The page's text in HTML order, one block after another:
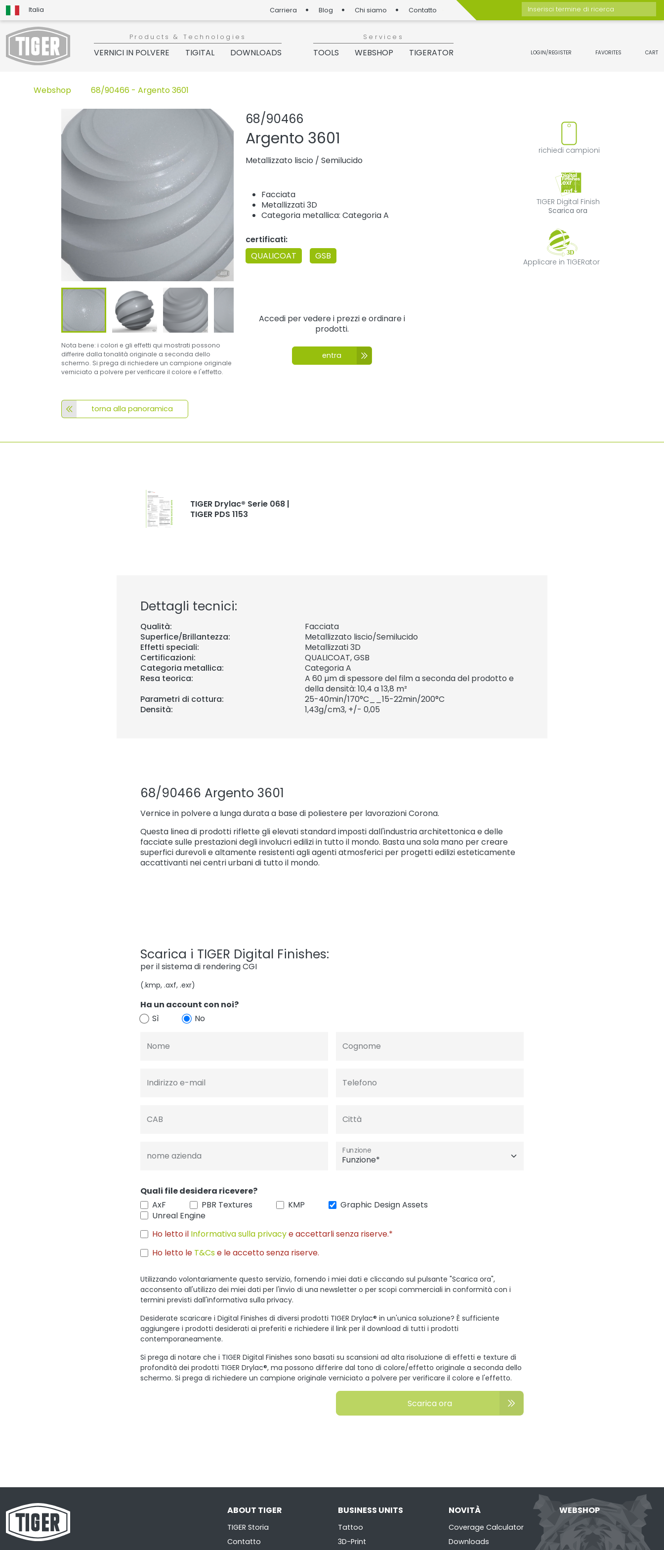
Italia Carriera Blog Chi siamo Contatto
Inserisci termine di ricerca
Products & Technologies
VERNICI IN POLVERE TIGITAL DOWNLOADS
Services
TOOLS WEBSHOP TIGERATOR LOGIN/REGISTER FAVORITES CART
Webshop 68/90466 - Argento 3601
Nota bene: i colori e gli effetti qui mostrati possono
differire dalla tonalità originale a seconda dello
schermo. Si prega di richiedere un campione originale
verniciato a polvere per verificare il colore e l'effetto.
torna alla panoramica
68/90466
Aggiungi o rimuovi il prodotto dai
Argento 3601
Metallizzato liscio /Semilucido
Facciata
Metallizzati 3D
Categoria metallica: Categoria A
certificati:
QUALICOAT
GSB
richiedi campioni
TIGER Digital Finish
Scarica ora
Applicare in TIGERator
Accedi per vedere i prezzi e ordinare i
prodotti.
entra
TIGER Drylac® Serie 068 |
TIGER PDS 1153
Dettagli tecnici:
Qualità:
Facciata
Superfice/Brillantezza:
Metallizzato liscio/Semilucido
Effetti speciali:
Metallizzati 3D
Certificazioni:
QUALICOAT, GSB
Categoria metallica:
Categoria A
Resa teorica:
A 60 µm di spessore del film a seconda del prodotto e
della densità: 10,4 a 13,8 m²
Parametri di cottura:
25-40min/170°C__15-22min/200°C
Densità:
1,43g/cm3, +/- 0,05
68/90466 Argento 3601
Vernice in polvere a lunga durata a base di poliestere per lavorazioni Corona.
Questa linea di prodotti riflette gli elevati standard imposti dall'industria architettonica e delle
facciate sulle prestazioni degli involucri edilizi in tutto il mondo. Basta una sola mano per creare
superfici durevoli e altamente resistenti agli agenti atmosferici per progetti edilizi esteticamente
accattivanti nei centri urbani di tutto il mondo.
Scarica i TIGER Digital Finishes:
per il sistema di rendering CGI
(.kmp, .axf, .exr)
Ha un account con noi?
Sì
No
Nome Cognome
Indirizzo e-mail Telefono
CAB Città
nome azienda Funzione
Quali file desidera ricevere?
AxF
PBR Textures KMP
Graphic Design Assets
Unreal Engine
Ho letto il Informativa sulla privacye accettarli senza riserve.*
Ho letto le T&Cse le accetto senza riserve.
Utilizzando volontariamente questo servizio, fornendo i miei dati e cliccando sul pulsante "Scarica ora",
acconsento all'utilizzo dei miei dati per l'invio di una newsletter o per scopi commerciali in conformità con i
termini previsti dall'informativa sulla privacy.
Desiderate scaricare i Digital Finishes di diversi prodotti TIGER Drylac® in un'unica soluzione? È sufficiente
aggiungere i prodotti desiderati ai preferiti e richiedere il link per il download di tutti i prodotti
contemporaneamente.
Si prega di notare che i TIGER Digital Finishes sono basati su scansioni ad alta risoluzione di effetti e texture di
profondità dei prodotti TIGER Drylac®, ma possono differire dal tono di colore/effetto originale a seconda dello
schermo. Si prega di richiedere un campione originale verniciato a polvere per verificare il colore e l'effetto.
Scarica ora
ABOUT TIGER
TIGER Storia
Contatto
BUSINESS UNITS
Tattoo
3D-Print
NOVITÀ
Coverage Calculator
Downloads
WEBSHOP